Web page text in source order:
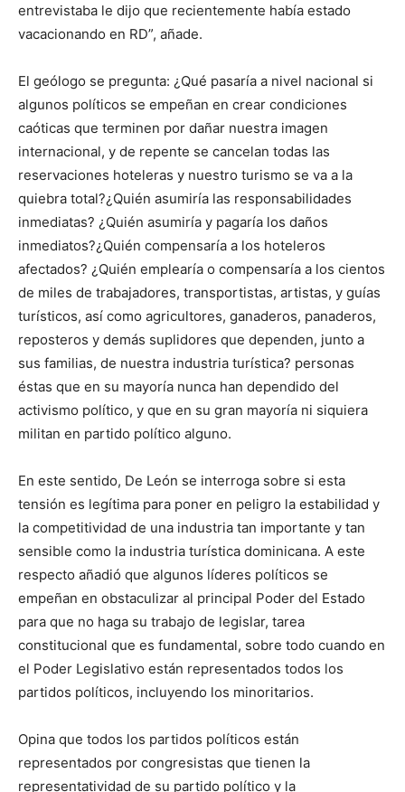
entrevistaba le dijo que recientemente había estado
vacacionando en RD”, añade.
El geólogo se pregunta: ¿Qué pasaría a nivel nacional si
algunos políticos se empeñan en crear condiciones
caóticas que terminen por dañar nuestra imagen
internacional, y de repente se cancelan todas las
reservaciones hoteleras y nuestro turismo se va a la
quiebra total?¿Quién asumiría las responsabilidades
inmediatas? ¿Quién asumiría y pagaría los daños
inmediatos?¿Quién compensaría a los hoteleros
afectados? ¿Quién emplearía o compensaría a los cientos
de miles de trabajadores, transportistas, artistas, y guías
turísticos, así como agricultores, ganaderos, panaderos,
reposteros y demás suplidores que dependen, junto a
sus familias, de nuestra industria turística? personas
éstas que en su mayoría nunca han dependido del
activismo político, y que en su gran mayoría ni siquiera
militan en partido político alguno.
En este sentido, De León se interroga sobre si esta
tensión es legítima para poner en peligro la estabilidad y
la competitividad de una industria tan importante y tan
sensible como la industria turística dominicana. A este
respecto añadió que algunos líderes políticos se
empeñan en obstaculizar al principal Poder del Estado
para que no haga su trabajo de legislar, tarea
constitucional que es fundamental, sobre todo cuando en
el Poder Legislativo están representados todos los
partidos políticos, incluyendo los minoritarios.
Opina que todos los partidos políticos están
representados por congresistas que tienen la
representatividad de su partido político y la